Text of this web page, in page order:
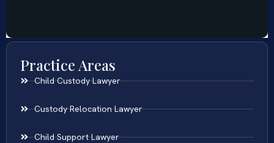
Practice Areas
Child Custody Lawyer
Custody Relocation Lawyer
Child Support Lawyer